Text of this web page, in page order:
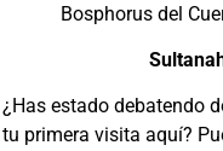
Bosphorus del
¿Has estado debatendo
tu primera visita aquí?